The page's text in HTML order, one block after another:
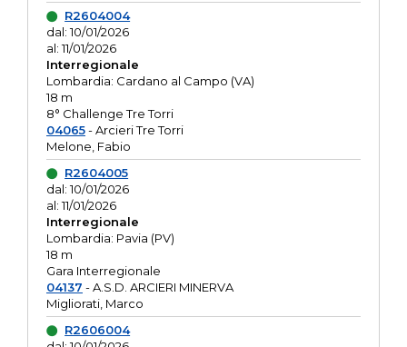
R2604004
dal: 10/01/2026
al: 11/01/2026
Interregionale
Lombardia: Cardano al Campo (VA)
18 m
8° Challenge Tre Torri
04065- Arcieri Tre Torri
Melone, Fabio
R2604005
dal: 10/01/2026
al: 11/01/2026
Interregionale
Lombardia: Pavia (PV)
18 m
Gara Interregionale
04137 - A.S.D. ARCIERI MINERVA
Migliorati, Marco
R2606004